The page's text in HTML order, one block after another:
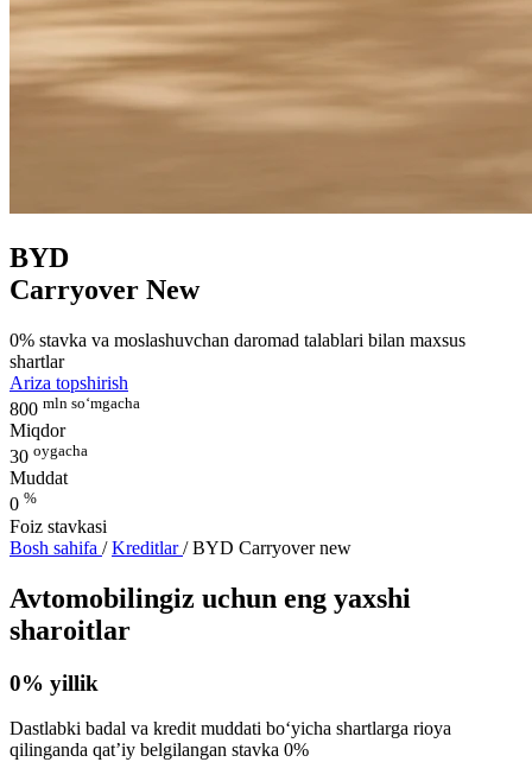
BYD
Carryover New
0% stavka va moslashuvchan daromad talablari bilan maxsus
shartlar
Ariza topshirish
800 mln so‘mgacha
Miqdor
30 oygacha
Muddat
0 %
Foiz stavkasi
Bosh sahifa / Kreditlar/BYD Carryover new
Avtomobilingiz uchun eng yaxshi
sharoitlar
0% yillik
Dastlabki badal va kredit muddati bo‘yicha shartlarga rioya
qilinganda qat’iy belgilangan stavka 0%